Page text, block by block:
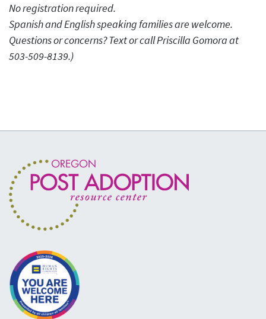
No registration required.
Spanish and English speaking families are welcome.
Questions or concerns? Text or call Priscilla Gomora at
503-509-8139.)